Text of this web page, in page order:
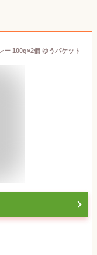
ー 100g×2個 ゆうパケット